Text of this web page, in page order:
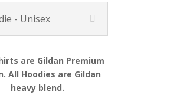
- Unisex
are Gildan Premium
All Hoodies are Gildan
heavy blend.